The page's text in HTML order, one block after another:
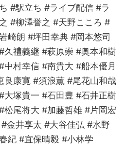
#駅立ち #ライブ配信 #ラ
#柳澤誉之 #天野こころ #
崎朗 #坪田幸典 #岡本悠司
久禮義継 #萩原崇 #奥本和樹
村幸信 #南貴大 #船本優月
良康寛 #須浪薫 #尾花山和哉
大塚貴一 #石田豊 #石井正樹
尾将大 #加藤哲雄 #片岡宏
金井享太 #大谷佳弘 #水野
紀 #宜保晴毅 #小林学